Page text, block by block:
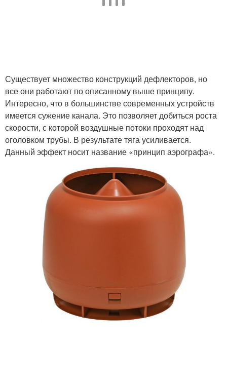
Существует множество конструкций дефлекторов, но
все они работают по описанному выше принципу.
Интересно, что в большинстве современных устройств
имеется сужение канала. Это позволяет добиться роста
скорости, с которой воздушные потоки проходят над
оголовком трубы. В результате тяга усиливается.
Данный эффект носит название «принцип аэрографа».